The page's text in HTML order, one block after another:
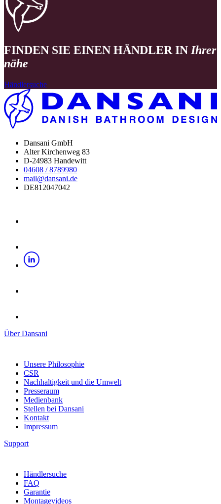
FINDEN SIE EINEN HÄNDLER IN Ihrer
nähe
Händlersuche
Dansani GmbH
Alter Kirchenweg 83
D-24983 Handewitt
04608 / 8789980
mail@dansani.de
DE812047042
Über Dansani
Unsere Philosophie
CSR
Nachhaltigkeit und die Umwelt
Presseraum
Medienbank
Stellen bei Dansani
Kontakt
Impressum
Support
Händlersuche
FAQ
Garantie
Montagevideos